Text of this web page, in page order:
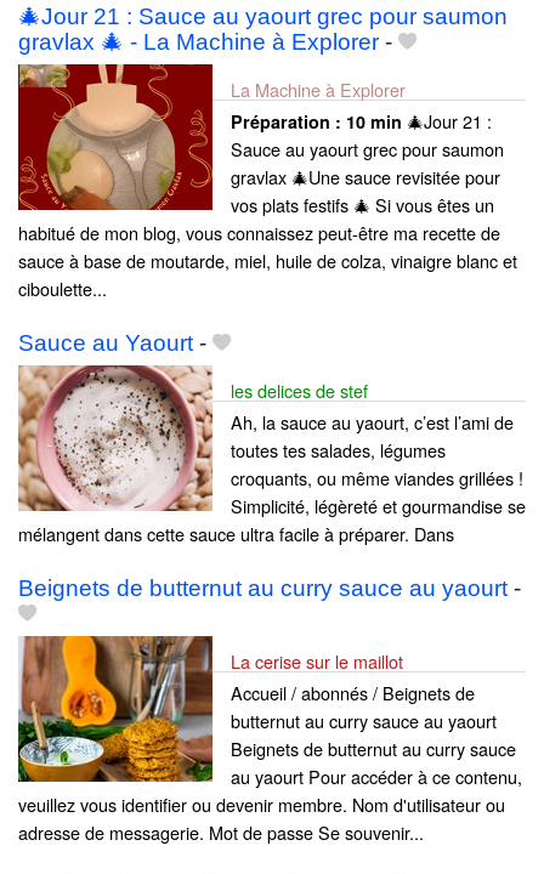
🎄Jour 21 : Sauce au yaourt grec pour saumon
gravlax 🎄 - La Machine à Explorer -
La Machine à Explorer
Préparation : 10 min 🎄Jour 21 :
Sauce au yaourt grec pour saumon
gravlax 🎄Une sauce revisitée pour
vos plats festifs 🎄 Si vous êtes un
habitué de mon blog, vous connaissez peut-être ma recette de
sauce à base de moutarde, miel, huile de colza, vinaigre blanc et
ciboulette...
Sauce au Yaourt -
les delices de stef
Ah, la sauce au yaourt, c’est l’ami de
toutes tes salades, légumes
croquants, ou même viandes grillées !
Simplicité, légèreté et gourmandise se
mélangent dans cette sauce ultra facile à préparer. Dans
Beignets de butternut au curry sauce au yaourt -
La cerise sur le maillot
Accueil / abonnés / Beignets de
butternut au curry sauce au yaourt
Beignets de butternut au curry sauce
au yaourt Pour accéder à ce contenu,
veuillez vous identifier ou devenir membre. Nom d'utilisateur ou
adresse de messagerie. Mot de passe Se souvenir...